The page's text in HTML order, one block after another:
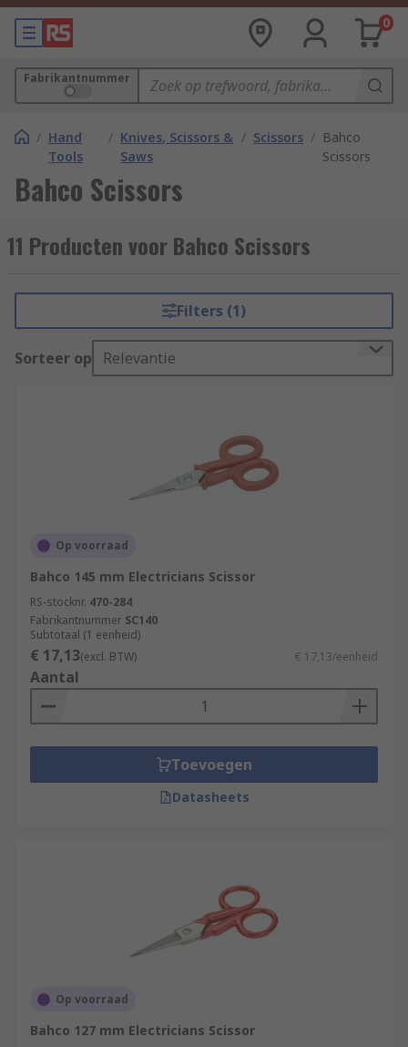
0
Fabrikantnummer
/ Hand
Tools
/ Knives, Scissors &
Saws
/ Scissors / Bahco
Scissors
Bahco Scissors
11 Producten voor Bahco Scissors
Filters (1)
Sorteer op Relevantie
Op voorraad
Bahco 145 mm Electricians Scissor
RS-stocknr. 470-284
Fabrikantnummer SC140
Subtotaal (1 eenheid)
€ 17,13(excl. BTW) € 17,13/eenheid
Aantal
Toevoegen
Datasheets
Op voorraad
Bahco 127 mm Electricians Scissor